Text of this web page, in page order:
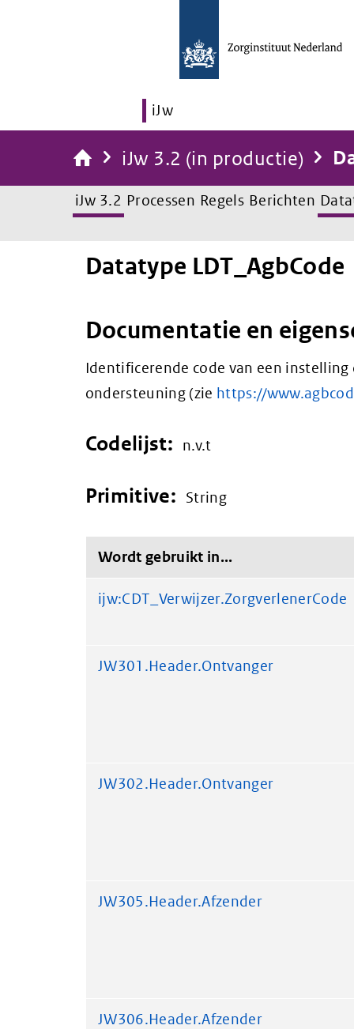
iJw
iJw 3.2 (in productie)
iJw 3.2 Processen Regels Berichten
Datatype LDT_AgbCode
Documentatie en
Identificerende code van een
ondersteuning (zie https://
Codelijst: n.v.t
Primitive: String
Wordt gebruikt in...
ijw:CDT_Verwijzer.ZorgverlenerCode
JW301.Header.Ontvanger
JW302.Header.Ontvanger
JW305.Header.Afzender
JW306.Header.Afzender